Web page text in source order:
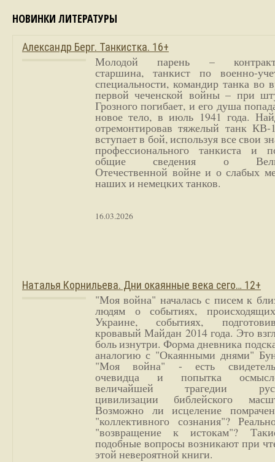
НОВИНКИ ЛИТЕРАТУРЫ
Александр Берг. Танкистка. 16+
Молодой парень –
старшина, танкист по военно-
специальности, командир танка во
первой чеченской войны – при
Грозного погибает, и его душа
новое тело, в июль 1941 года.
отремонтировав тяжелый танк
вступает в бой, используя все свои
профессионального танкиста и
общие сведения о
Отечественной войне и о слабых
наших и немецких танков.
16.03.2026
Наталья Корнильева. Дни окаянные века сего… 12+
"Моя война" началась с писем к
людям о событиях,
Украине, событиях,
кровавый Майдан 2014 года. Это
боль изнутри. Форма дневника
аналогию с "Окаянными днями"
"Моя война" - есть
очевидца и попытка
величайшей трагедии
цивилизации библейского
Возможно ли исцеление
"коллективного сознания"?
"возвращение к истокам"?
подобные вопросы возникают при
этой невероятной книги.